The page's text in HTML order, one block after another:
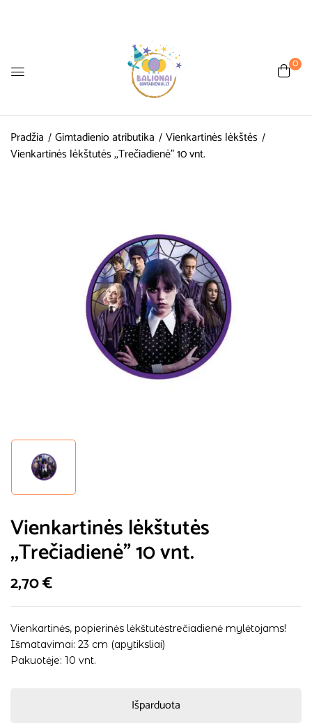
0
Pradžia Gimtadienio atributika
Vienkartinės lėkštės
Vienkartinės lėkštutės ,,Trečiadienė” 10 vnt.
Vienkartinės lėkštutės
,,Trečiadienė” 10 vnt.
2,70€
Vienkartinės, popierinės lėkštutėstrečiadienė mylėtojams!
Išmatavimai: 23 cm (apytiksliai)
Pakuotėje: 10 vnt.
Išparduota